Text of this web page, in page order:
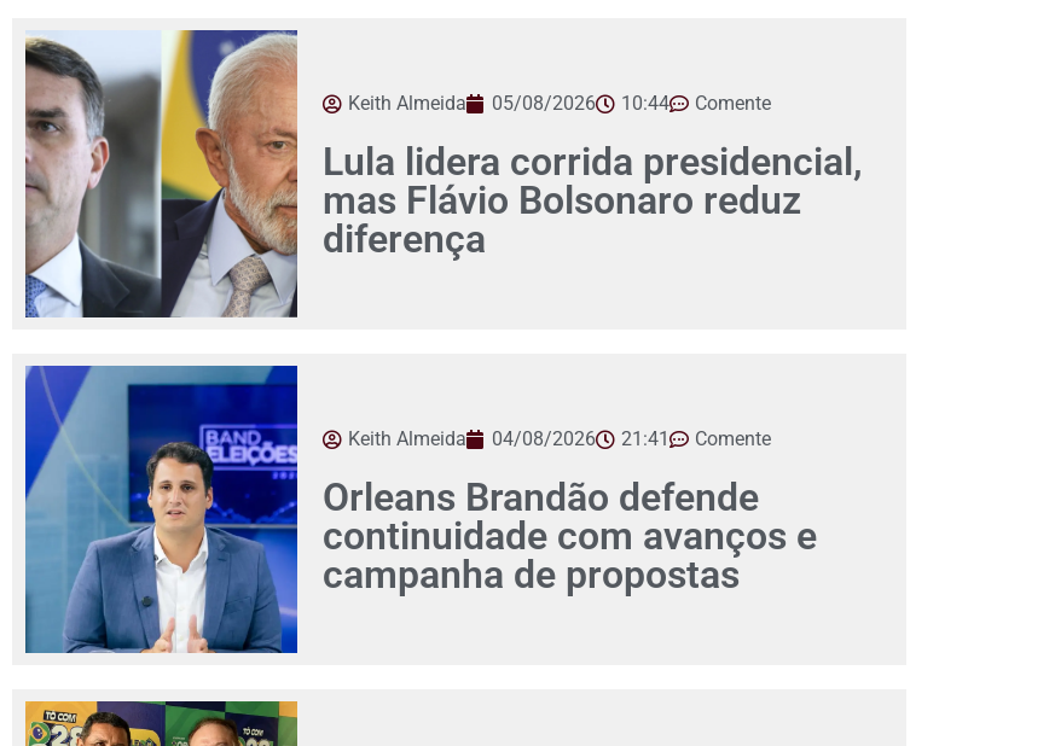
Keith Almeida 05/08/2026 10:44 Comente
Lula lidera corrida presidencial,
mas Flávio Bolsonaro reduz
diferença
Keith Almeida 04/08/2026 21:41 Comente
Orleans Brandão defende
continuidade com avanços e
campanha de propostas